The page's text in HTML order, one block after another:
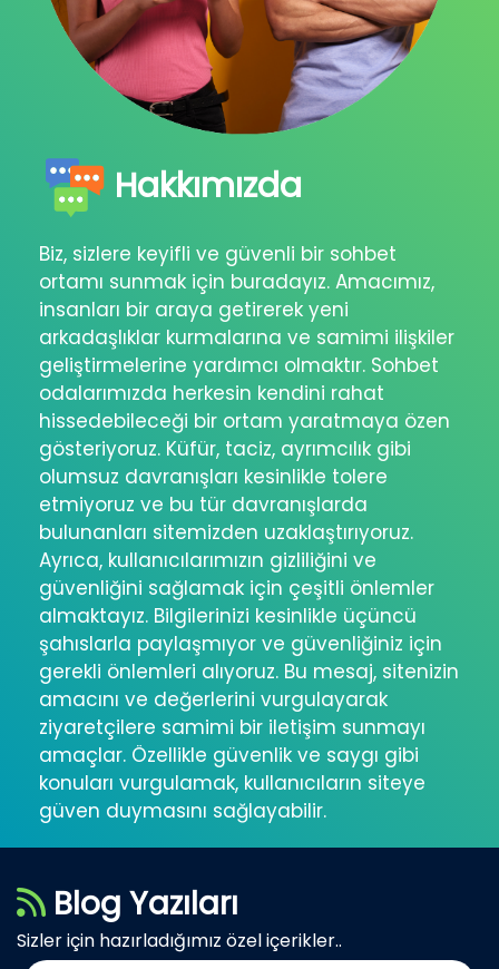
Hakkımızda
Biz, sizlere keyifli ve güvenli bir sohbet
ortamı sunmak için buradayız. Amacımız,
insanları bir araya getirerek yeni
arkadaşlıklar kurmalarına ve samimi ilişkiler
geliştirmelerine yardımcı olmaktır. Sohbet
odalarımızda herkesin kendini rahat
hissedebileceği bir ortam yaratmaya özen
gösteriyoruz. Küfür, taciz, ayrımcılık gibi
olumsuz davranışları kesinlikle tolere
etmiyoruz ve bu tür davranışlarda
bulunanları sitemizden uzaklaştırıyoruz.
Ayrıca, kullanıcılarımızın gizliliğini ve
güvenliğini sağlamak için çeşitli önlemler
almaktayız. Bilgilerinizi kesinlikle üçüncü
şahıslarla paylaşmıyor ve güvenliğiniz için
gerekli önlemleri alıyoruz. Bu mesaj, sitenizin
amacını ve değerlerini vurgulayarak
ziyaretçilere samimi bir iletişim sunmayı
amaçlar. Özellikle güvenlik ve saygı gibi
konuları vurgulamak, kullanıcıların siteye
güven duymasını sağlayabilir.
Blog Yazıları
Sizler için hazırladığımız özel içerikler..